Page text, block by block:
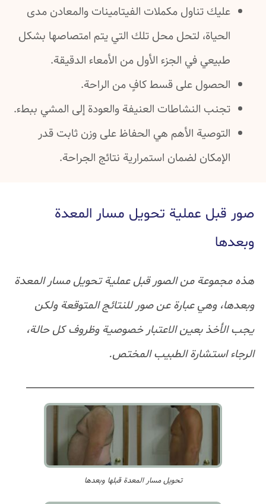
عليك تناول مكملات الفيتامينات والمعادن مدى
الحياة، لتحل محل تلك التي يتم امتصاصها بشكل
طبيعي في الجزء الأول من الأمعاء الدقيقة.
الحصول على قسط كافٍ من الراحة.
تجنب النشاطات العنيفة والعودة إلى المشي ببطء.
التوصية الأهم هي الحفاظ على وزن ثابت قدر
الإمكان لضمان استمرارية نتائج الجراحة.
صور قبل عملية تحويل مسار المعدة
وبعدها
هذه مجموعة من الصور قبل عملية تحويل مسار المعدة
وبعدها، وهي عبارة عن صور للنتائج المتوقعة ولكن
يجب الأخذ بعين الاعتبار خصوصية وظروف كل حالة،
الرجاء استشارة الطبيب المختص.
تحويل مسار المعدة قبلها وبعدها